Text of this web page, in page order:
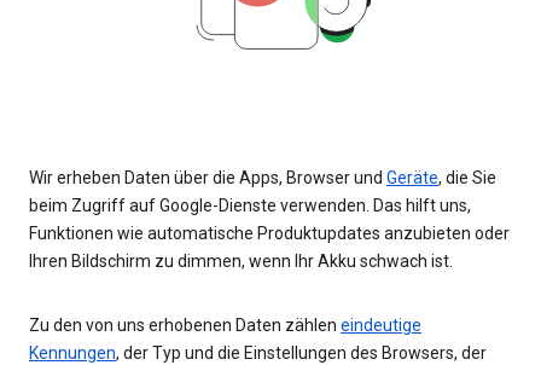
Wir erheben Daten über die Apps, Browser und Geräte, die Sie
beim Zugriff auf Google-Dienste verwenden. Das hilft uns,
Funktionen wie automatische Produktupdates anzubieten oder
Ihren Bildschirm zu dimmen, wenn Ihr Akku schwach ist.
Zu den von uns erhobenen Daten zählen eindeutige
Kennungen, der Typ und die Einstellungen des Browsers, der